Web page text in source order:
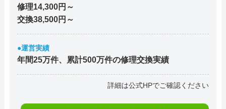
修理14,300円～
交換38,500円～
●運営実績
年間25万件、累計500万件の修理交換実績
詳細は公式HPでご確認ください